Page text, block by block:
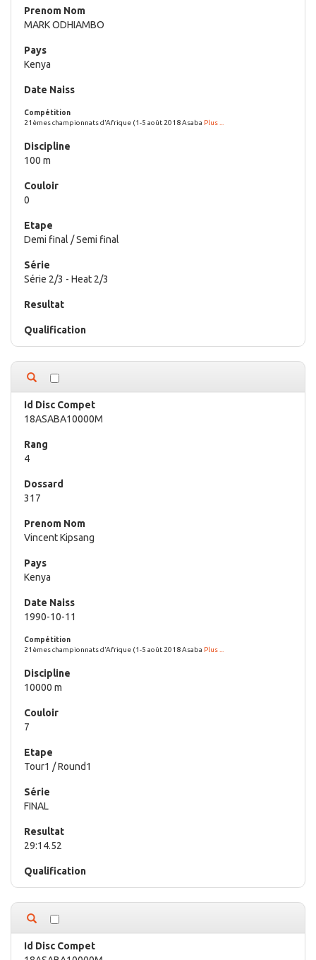
MARK ODHIAMBO
Kenya
21èmes championnats d'Afrique (1-5 août 2018 Asaba Plus ...
100 m
0
Demi final / Semi final
Série 2/3 - Heat 2/3
18ASABA10000M
4
317
Vincent Kipsang
Kenya
1990-10-11
21èmes championnats d'Afrique (1-5 août 2018 Asaba Plus ...
10000 m
7
Tour1 / Round1
FINAL
29:14.52